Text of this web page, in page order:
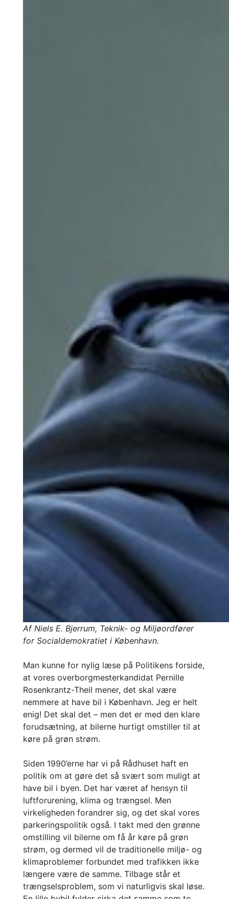
Af Niels E. Bjerrum, Teknik- og Miljøordfører
for Socialdemokratiet i København.
Man kunne for nylig læse på Politikens forside,
at vores overborgmesterkandidat Pernille
Rosenkrantz-Theil mener, det skal være
nemmere at have bil i København. Jeg er helt
enig! Det skal det – men det er med den klare
forudsætning, at bilerne hurtigt omstiller til at
køre på grøn strøm.
Siden 1990’erne har vi på Rådhuset haft en
politik om at gøre det så svært som muligt at
have bil i byen. Det har været af hensyn til
luftforurening, klima og trængsel. Men
virkeligheden forandrer sig, og det skal vores
parkeringspolitik også. I takt med den grønne
omstilling vil bilerne om få år køre på grøn
strøm, og dermed vil de traditionelle miljø- og
klimaproblemer forbundet med trafikken ikke
længere være de samme. Tilbage står et
trængselsproblem, som vi naturligvis skal løse.